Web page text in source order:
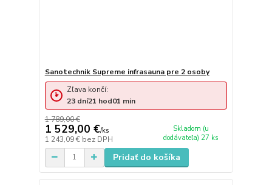
Sanotechnik Supreme infrasauna pre 2 osoby
1 789,00 €
1 529,00 €/ks
1 243,09 € bez DPH
Skladom (u
dodávateľa) 27 ks
Zľava končí:
23 dní21 hod01 min
Pridať do košíka